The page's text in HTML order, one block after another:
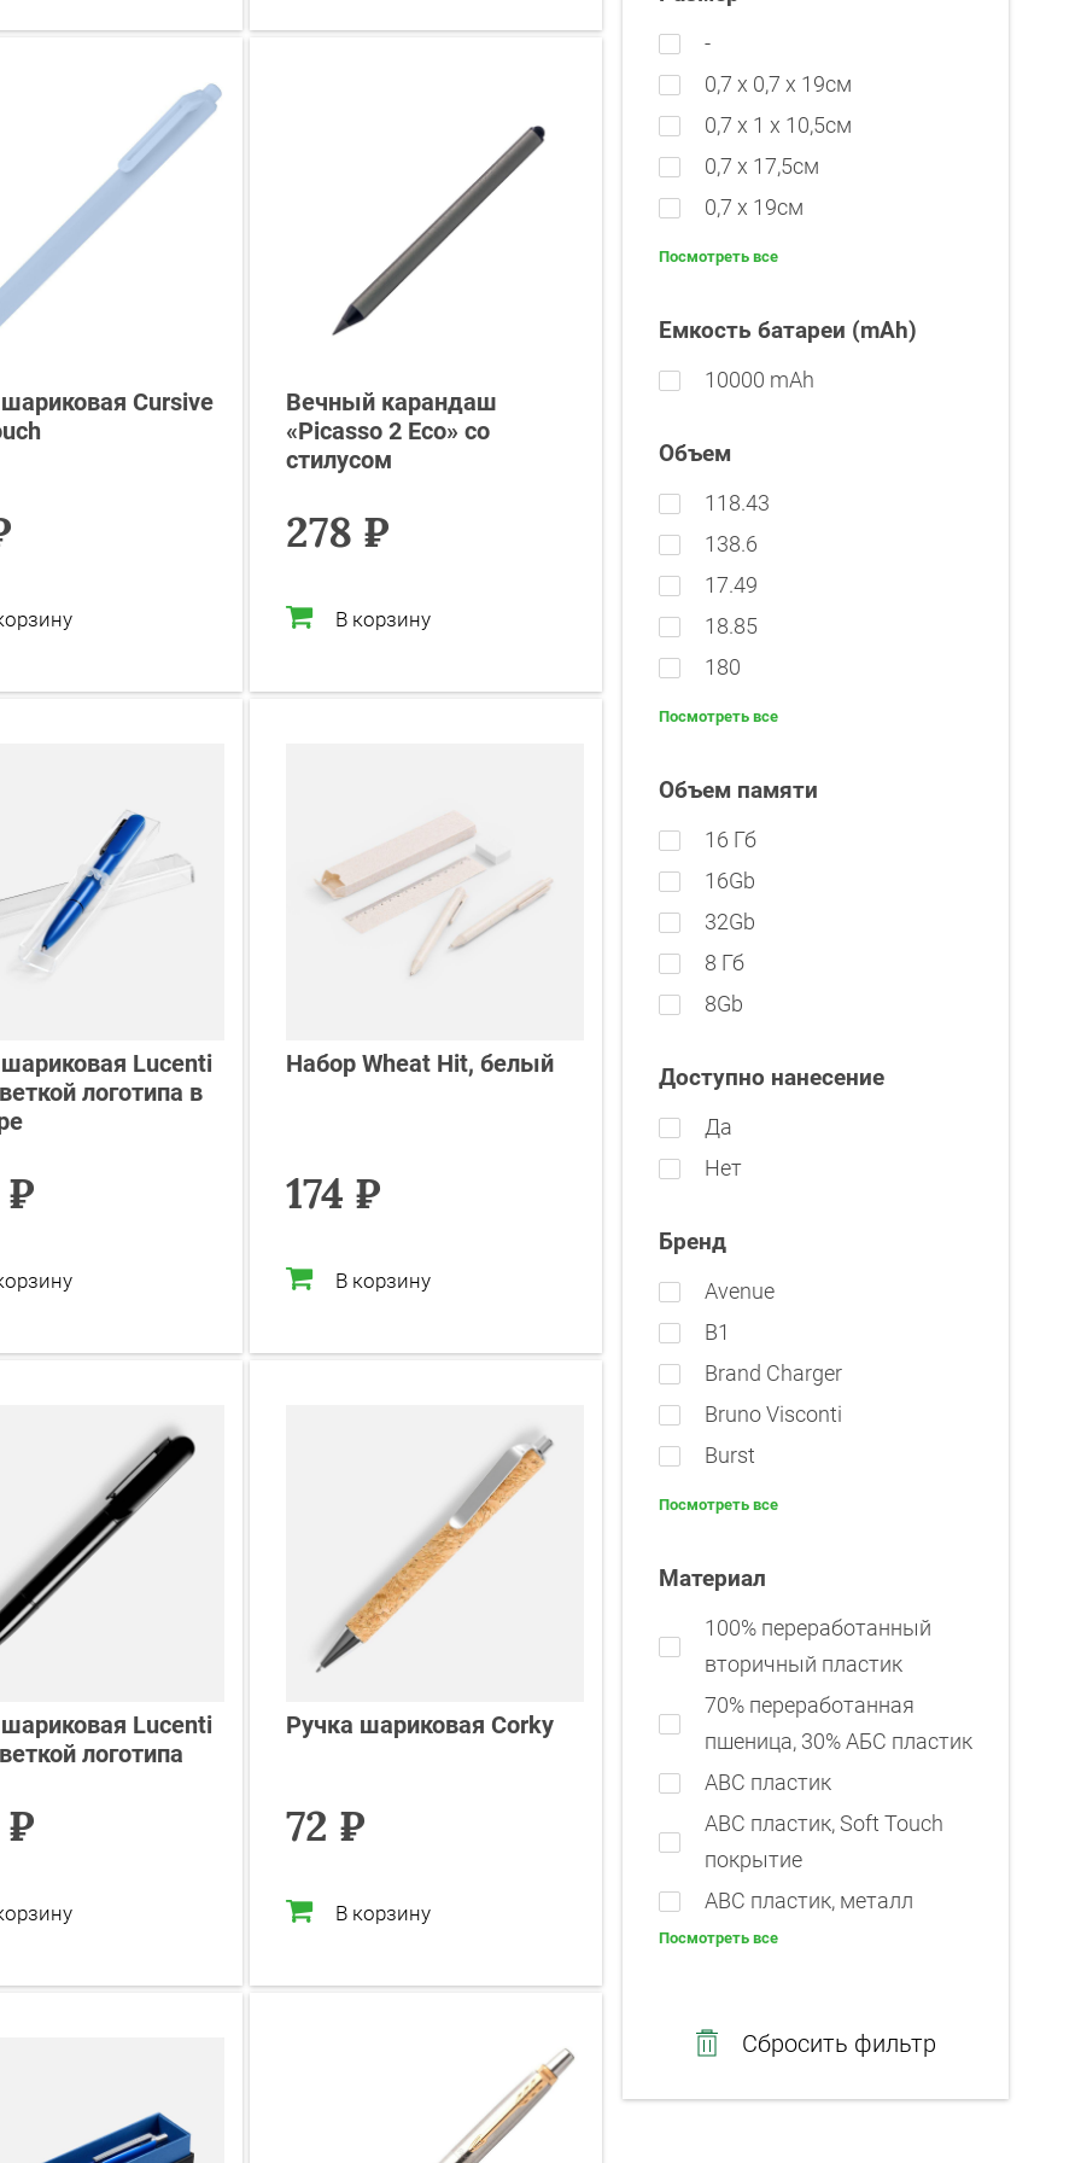
Cursive
Вечный карандаш
«Picasso 2 Eco» со
стилусом
278 ₽
В корзину
Lucenti
логотипа в
Набор Wheat Hit, белый
174 ₽
В корзину
Lucenti
логотипа
Ручка шариковая Corky
72 ₽
В корзину
-
0,7 х 0,7 х 19см
0,7 х 1 х 10,5см
0,7 х 17,5см
0,7 х 19см
Посмотреть все
Емкость батареи (mAh)
10000 mAh
Объем
118.43
138.6
17.49
18.85
180
Посмотреть все
Объем памяти
16 Гб
16Gb
32Gb
8 Гб
8Gb
Доступно нанесение
Да
Нет
Бренд
Avenue
B1
Brand Charger
Bruno Visconti
Burst
Посмотреть все
Материал
100% переработанный
вторичный пластик
70% переработанная
пшеница, 30% АБС пластик
ABC пластик
ABC пластик, Soft Touch
покрытие
ABC пластик, металл
Посмотреть все
Сбросить фильтр